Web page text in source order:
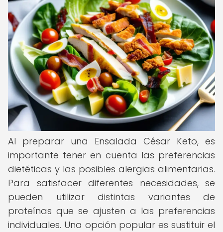
Al preparar una Ensalada César Keto, es
importante tener en cuenta las preferencias
dietéticas y las posibles alergias alimentarias.
Para satisfacer diferentes necesidades, se
pueden utilizar distintas variantes de
proteínas que se ajusten a las preferencias
individuales. Una opción popular es sustituir el